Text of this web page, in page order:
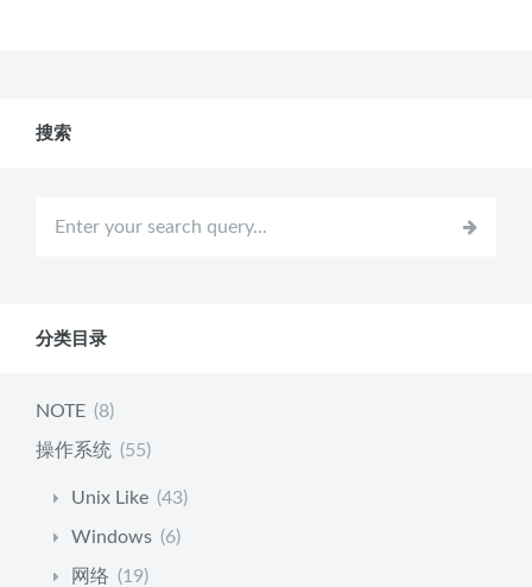
搜索
分类目录
NOTE (8)
操作系统 (55)
Unix Like (43)
Windows (6)
网络 (19)